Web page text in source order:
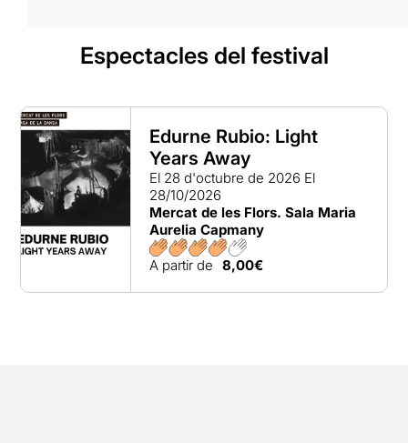
Espectacles del festival
Edurne Rubio: Light
Years Away
El 28 d'octubre de 2026 El
28/10/2026
Mercat de les Flors. Sala Maria
Aurelia Capmany
A partir de 8,00€